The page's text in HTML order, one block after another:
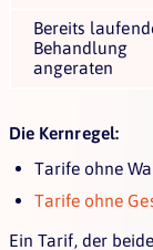
Bereits
Behandlung
angeraten
Die Kernregel:
Tarife ohne
Tarife ohne
Ein Tarif, der